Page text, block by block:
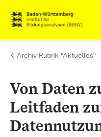
Zum Inhalt springen
Link zur Startseite
Archiv Rubrik "Aktuelles"
Von Daten
Leitfaden